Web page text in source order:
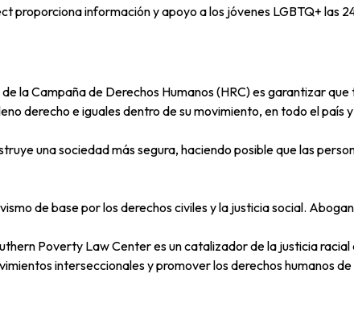
proporciona información y apoyo a los jóvenes LGBTQ+ las
la Campaña de Derechos Humanos (HRC) es garantizar
derecho e iguales dentro de su movimiento, en todo el país
una sociedad más segura, haciendo posible que las
de base por los derechos civiles y la justicia social.
Poverty Law Center es un catalizador de la justicia
interseccionales y promover los derechos humanos de